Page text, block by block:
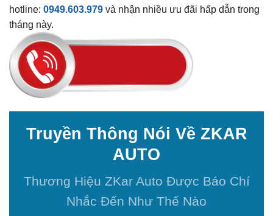
hotline: 0949.603.979 và nhận nhiều ưu đãi hấp dẫn trong
tháng này.
Truyền Thông Nói Về ZKAR
AUTO
Thương Hiệu ZKar Auto Được Báo Chí
Nhắc Đến Như Thế Nào